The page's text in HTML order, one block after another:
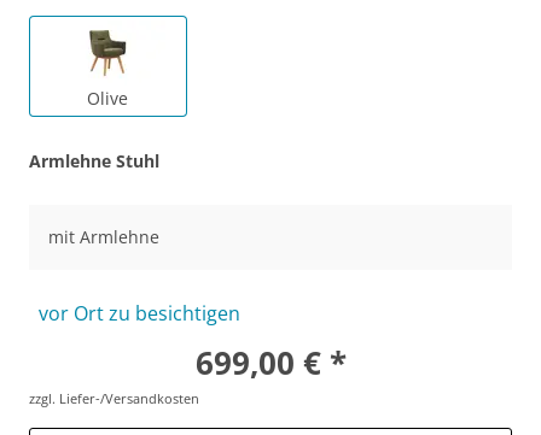
Olive
Armlehne Stuhl
mit Armlehne
vor Ort zu besichtigen
699,00 € *
zzgl. Liefer-/Versandkosten